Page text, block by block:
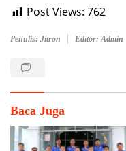
Post Views: 762
Penulis: Jitron Editor: Admin
Baca Juga